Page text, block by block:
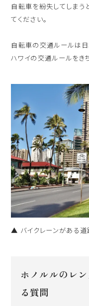
自転車を紛失してしま
てください。
自転車の交通ルールは日
ハワイの交通ルールをき
▲ バイクレーンがある道
ホノルルのレ
る質問